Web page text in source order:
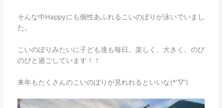
そんな中Happyにも個性あふれるこいのぼりが泳いでいまし
た。
こいのぼりみたいに子ども達も毎日、楽しく、大きく、のび
のびと過ごしています！！
来年もたくさんのこいのぼりが見れれるといいな(*’▽’)